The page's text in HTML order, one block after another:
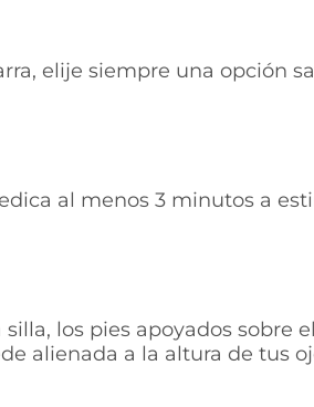
elije siempre una opción
al menos 3 minutos a
los pies apoyados sobre
alienada a la altura de tus